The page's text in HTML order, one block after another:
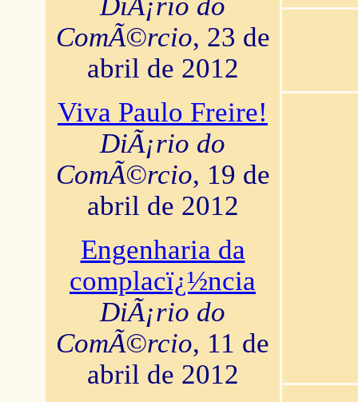
ComÃ©rcio, 23 de
abril de 2012
Viva Paulo Freire!
DiÃ¡rio do
ComÃ©rcio, 19 de
abril de 2012
Engenharia da
complacï¿½ncia
DiÃ¡rio do
ComÃ©rcio, 11 de
abril de 2012